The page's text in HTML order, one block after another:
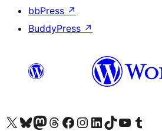
bbPress ↗
BuddyPress ↗
Kunjungi akun X (sebelumnya Twitter) kamiVisit our Bluesky account
Kunjungi akun Mastodon kami
Visit our Threads account
Kunjungi halaman Facebook kamiKunjungi akun Instagram kamiKunjungi akun LinkedIn kami
Visit our TikTok account
Kunjungi channel YouTube kamiVisit our